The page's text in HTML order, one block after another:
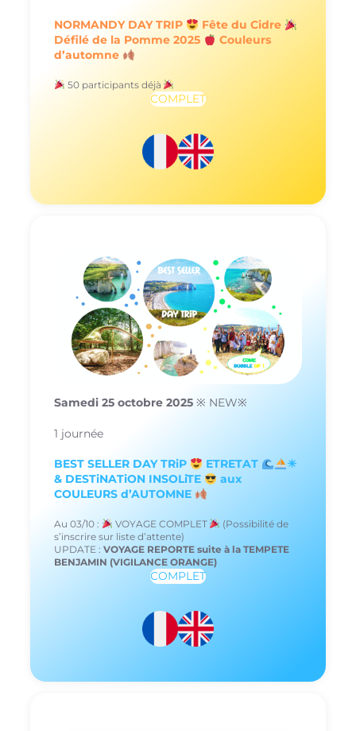
NORMANDY DAY TRIP
Fête du Cidre
Défilé de la Pomme 2025
Couleurs
d’automne
50 participants déjà
COMPLET
Samedi 25 octobre 2025 ※ NEW※
1 journée
BEST SELLER DAY TRiP ETRETAT
☀
& DESTiNATiON INSOLiTE
aux
COULEURS d’AUTOMNE
Au 03/10 : VOYAGE COMPLET
(Possibilité de
s’inscrire sur liste d’attente)
UPDATE : VOYAGE REPORTE suite à la TEMPETE
BENJAMIN (VIGILANCE ORANGE)
COMPLET